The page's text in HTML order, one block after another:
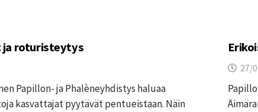
ja roturisteytys
Papillon- ja Phalèneyhdistys haluaa
kasvattajat pyytävät pentueistaan. Näin
27/